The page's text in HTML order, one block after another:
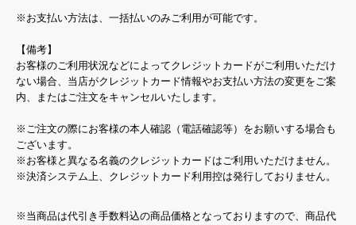
※お支払い方法は、一括払いのみご利用が可能です。
【備考】
お客様のご利用状況などによってクレジットカードがご利用いただけ
ない場合、当店がクレジットカード情報やお支払い方法の変更をご案
内、またはご注文をキャンセルいたします。
※ご注文の際にお客様の本人確認（電話確認等）をお願いする場合も
ございます。
※お客様と異なる名義のクレジットカードはご利用いただけません。
※決済システム上、クレジットカード利用控は発行しておりません。
※当商品は代引き手数料込の商品価格となっておりますので、商品代